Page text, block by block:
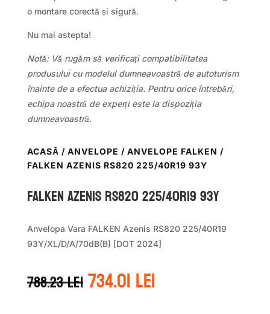
o montare corectă și sigură.
Nu mai astepta!
Notă: Vă rugăm să verificați compatibilitatea
produsului cu modelul dumneavoastră de autoturism
înainte de a efectua achiziția. Pentru orice întrebări,
echipa noastră de experți este la dispoziția
dumneavoastră.
ACASĂ / ANVELOPE / ANVELOPE FALKEN /
FALKEN AZENIS RS820 225/40R19 93Y
Falken AZENIS RS820 225/40R19 93Y
Anvelopa Vara FALKEN Azenis RS820 225/40R19
93Y/XL/D/A/70dB(B) [DOT 2024]
788.23leiPrețul
inițial
734.01leiPrețul
curent